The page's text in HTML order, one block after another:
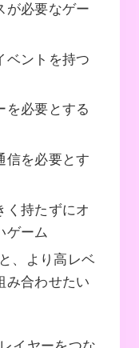
が必要なゲー
ベントを持つ
を必要とする
信を必要とす
く持たずにオ
ゲーム
、より高レベ
み合わせたい